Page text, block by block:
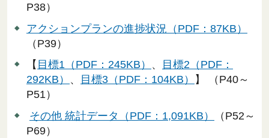
P38）
アクションプランの進捗状況（PDF：87KB）
（P39）
【 目標1（PDF：245KB） 、
目標2（PDF：
292KB） 、 目標3（PDF：104KB）
】 （P40～
P51）
その他 統計データ（PDF：1,091KB）
（P52～
P69）